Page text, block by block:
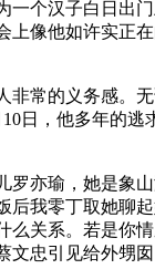
汉子白日出门
像他如许实正
的义务感。
日，他多年的
瑜，她是象
我零丁取她聊
关系。若是你
忠引见给外甥